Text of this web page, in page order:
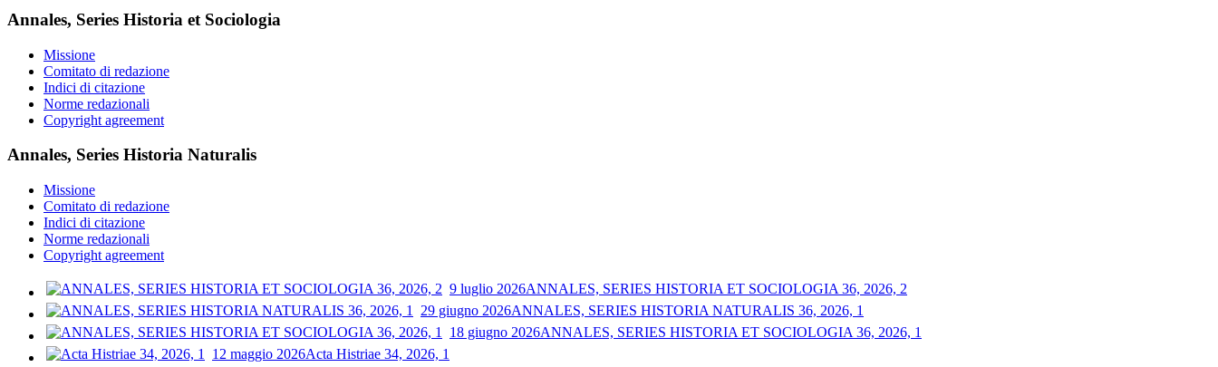
Annales, Series Historia et Sociologia
Missione
Comitato di redazione
Indici di citazione
Norme redazionali
Copyright agreement
Annales, Series Historia Naturalis
Missione
Comitato di redazione
Indici di citazione
Norme redazionali
Copyright agreement
9 luglio 2026ANNALES, SERIES HISTORIA ET SOCIOLOGIA 36, 2026, 2
29 giugno 2026ANNALES, SERIES HISTORIA NATURALIS 36, 2026, 1
18 giugno 2026ANNALES, SERIES HISTORIA ET SOCIOLOGIA 36, 2026, 1
12 maggio 2026Acta Histriae 34, 2026, 1